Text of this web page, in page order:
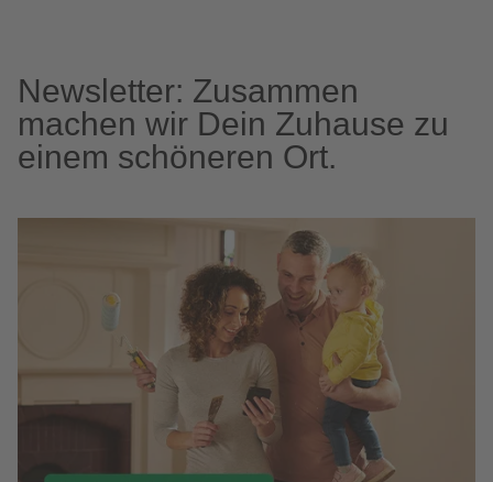
Newsletter: Zusammen
machen wir Dein Zuhause zu
einem schöneren Ort.